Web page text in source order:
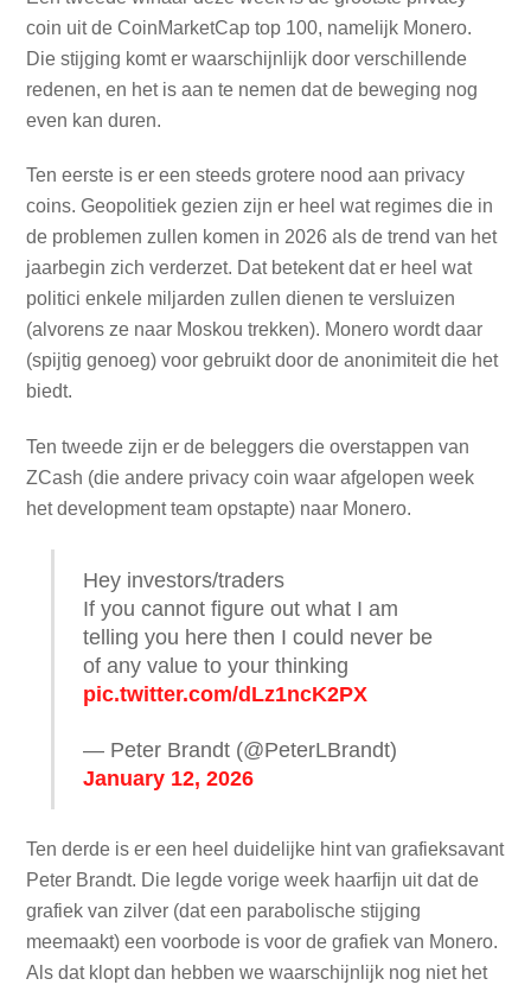
coin uit de CoinMarketCap top 100, namelijk Monero.
Die stijging komt er waarschijnlijk door verschillende
redenen, en het is aan te nemen dat de beweging nog
even kan duren.
Ten eerste is er een steeds grotere nood aan privacy
coins. Geopolitiek gezien zijn er heel wat regimes die in
de problemen zullen komen in 2026 als de trend van het
jaarbegin zich verderzet. Dat betekent dat er heel wat
politici enkele miljarden zullen dienen te versluizen
(alvorens ze naar Moskou trekken). Monero wordt daar
(spijtig genoeg) voor gebruikt door de anonimiteit die het
biedt.
Ten tweede zijn er de beleggers die overstappen van
ZCash (die andere privacy coin waar afgelopen week
het development team opstapte) naar Monero.
Hey investors/traders
If you cannot figure out what I am
telling you here then I could never be
of any value to your thinking
pic.twitter.com/dLz1ncK2PX
— Peter Brandt (@PeterLBrandt)
January 12, 2026
Ten derde is er een heel duidelijke hint van grafieksavant
Peter Brandt. Die legde vorige week haarfijn uit dat de
grafiek van zilver (dat een parabolische stijging
meemaakt) een voorbode is voor de grafiek van Monero.
Als dat klopt dan hebben we waarschijnlijk nog niet het